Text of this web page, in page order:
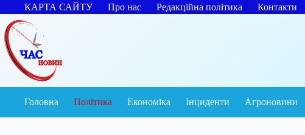
Перейти
до
вмісту
КАРТА САЙТУ Про нас Редакційна політика Контакти
Головна Політика Економіка Інциденти Агроновини